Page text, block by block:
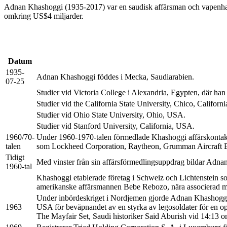
Adnan Khashoggi (1935-2017) var en saudisk affärsman och
omkring US$4 miljarder.
Datum
1935-
07-25
Adnan Khashoggi föddes i Mecka, Saudiarabien.
Studier vid Victoria College i Alexandria, Egypten, där
Studier vid the California State University, Chico,
Studier vid Ohio State University, Ohio, USA.
Studier vid Stanford University, California, USA.
1960/70-
talen
Under 1960-1970-talen förmedlade Khashoggi
som Lockheed Corporation, Raytheon, Grumman
Tidigt
1960-tal
Med vinster från sin affärsförmedlingsuppdrag bildar
Khashoggi etablerade företag i Schweiz och Lichtenstein
amerikanske affärsmannen Bebe Rebozo, nära
1963
Under inbördeskriget i Nordjemen gjorde Adnan
USA för beväpnandet av en styrka av legosoldater för en
The Mayfair Set, Saudi historiker Said Aburish vid 14:13